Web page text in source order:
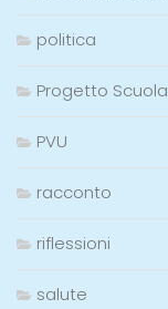
politica
Progetto Scuola
PVU
racconto
riflessioni
salute